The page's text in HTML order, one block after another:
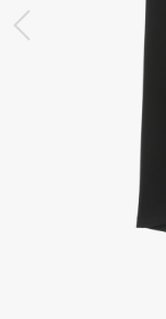
前の画像